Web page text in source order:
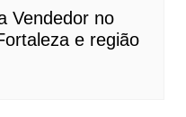
Vendedor no
e região